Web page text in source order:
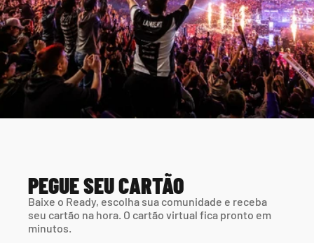
PEGUE SEU CARTÃO
Baixe o Ready, escolha sua comunidade e receba
seu cartão na hora. O cartão virtual fica pronto em
minutos.